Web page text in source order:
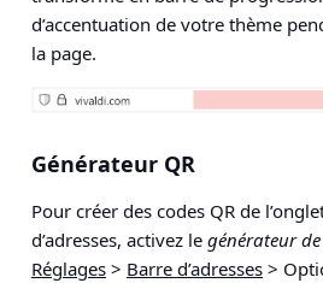
d’accentuation de votre thème
la page.
Générateur QR
Pour créer des codes QR de
d’adresses, activez le générateur de
Réglages > Barre d’adresses >